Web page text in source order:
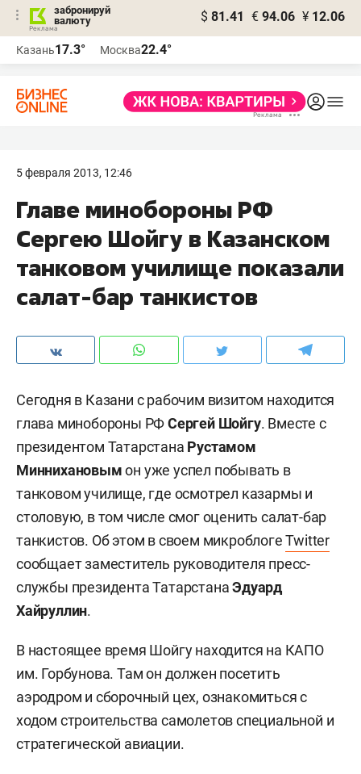
забронируй
валюту
$ 81.41 € 94.06 ¥ 12.06
Казань17.3° Москва22.4°
5 февраля 2013, 12:46
Главе минобороны РФ
Сергею Шойгу в Казанском
танковом училище показали
салат-бар танкистов
Сегодня в Казани с рабочим визитом находится
глава минобороны РФСергей Шойгу. Вместе с
президентом Татарстана Рустамом
Миннихановымон уже успел побывать в
танковом училище, где осмотрел казармы и
столовую, в том числе смог оценить салат-бар
танкистов. Об этом в своем микроблогеTwitter
сообщает заместитель руководителя пресс-
службы президента ТатарстанаЭдуард
Хайруллин.
В настоящее время Шойгу находится на КАПО
им. Горбунова. Там он должен посетить
аэродром и сборочный цех, ознакомиться с
ходом строительства самолетов специальной и
стратегической авиации.